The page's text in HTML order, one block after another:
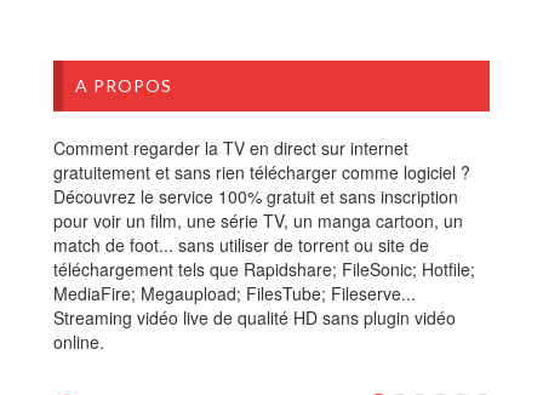
A PROPOS
Comment regarder la TV en direct sur internet
gratuitement et sans rien télécharger comme logiciel ?
Découvrez le service 100% gratuit et sans inscription
pour voir un film, une série TV, un manga cartoon, un
match de foot... sans utiliser de torrent ou site de
téléchargement tels que Rapidshare; FileSonic; Hotfile;
MediaFire; Megaupload; FilesTube; Fileserve...
Streaming vidéo live de qualité HD sans plugin vidéo
online.